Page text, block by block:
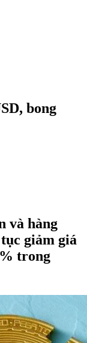
bong
và hàng
giảm giá
trong